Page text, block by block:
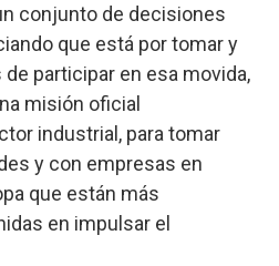
conjunto de decisiones
que está por tomar y
participar en esa movida,
misión oficial
industrial, para tomar
y con empresas en
que están más
en impulsar el